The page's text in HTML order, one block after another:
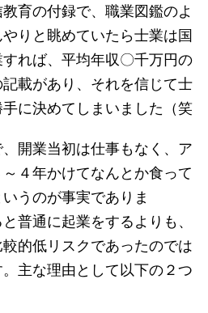
育の付録で、職業図鑑のよ
りと眺めていたら士業は国
れば、平均年収〇千万円の
載があり、それを信じて士
に決めてしまいました（笑
開業当初は仕事もなく、ア
４年かけてなんとか食って
うのが事実でありま
普通に起業をするよりも、
的低リスクであったのでは
主な理由として以下の２つ